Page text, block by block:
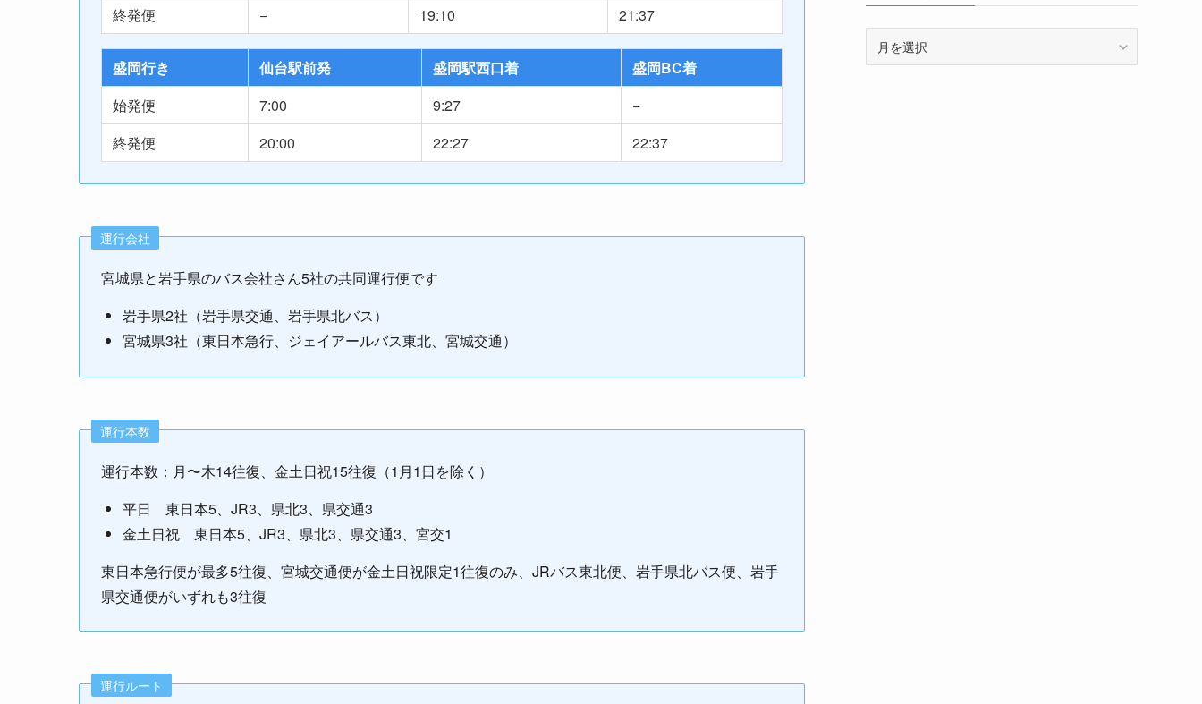
終発便
− 19:10 21:37
盛岡行き 仙台駅前発 盛岡駅西口着
盛岡BC着
始発便
7:00 9:27
−
終発便
20:00 22:27 22:37
運行会社
宮城県と岩手県のバス会社さん5社の共同運行便です
岩手県2社（岩手県交通、岩手県北バス）
宮城県3社（東日本急行、ジェイアールバス東北、宮城交通）
運行本数
運行本数：月〜木14往復、金土日祝15往復（1月1日を除く）
平日 東日本5、JR3、県北3、県交通3
金土日祝 東日本5、JR3、県北3、県交通3、宮交1
東日本急行便が最多5往復、宮城交通便が金土日祝限定1往復のみ、JRバス東北便、岩手県北バス便、岩手
県交通便がいずれも3往復
運行ルート